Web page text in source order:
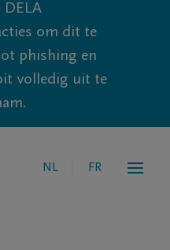
om dit te
phishing en
volledig uit te
NL FR